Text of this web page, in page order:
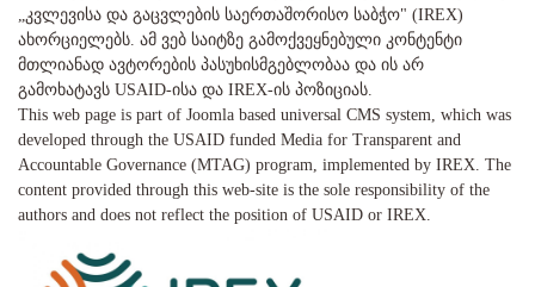
„კვლევისა და გაცვლების საერთაშორისო საბჭო" (IREX)
ახორციელებს. ამ ვებ საიტზე გამოქვეყნებული კონტენტი
მთლიანად ავტორების პასუხისმგებლობაა და ის არ
გამოხატავს USAID-ისა და IREX-ის პოზიციას.
This web page is part of Joomla based universal CMS system, which was
developed through the USAID funded Media for Transparent and
Accountable Governance (MTAG) program, implemented by IREX. The
content provided through this web-site is the sole responsibility of the
authors and does not reflect the position of USAID or IREX.